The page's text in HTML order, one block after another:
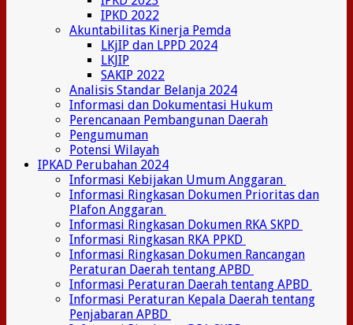
IPKD 2022
Akuntabilitas Kinerja Pemda
LKjIP dan LPPD 2024
LKJIP
SAKIP 2022
Analisis Standar Belanja 2024
Informasi dan Dokumentasi Hukum
Perencanaan Pembangunan Daerah
Pengumuman
Potensi Wilayah
IPKAD Perubahan 2024
Informasi Kebijakan Umum Anggaran
Informasi Ringkasan Dokumen Prioritas dan
Plafon Anggaran
Informasi Ringkasan Dokumen RKA SKPD
Informasi Ringkasan RKA PPKD
Informasi Ringkasan Dokumen Rancangan
Peraturan Daerah tentang APBD
Informasi Peraturan Daerah tentang APBD
Informasi Peraturan Kepala Daerah tentang
Penjabaran APBD